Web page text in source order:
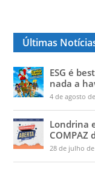
Últimas
ESG é
nada a
4 de agosto
Londrina
COMPAZ
28 de julho de